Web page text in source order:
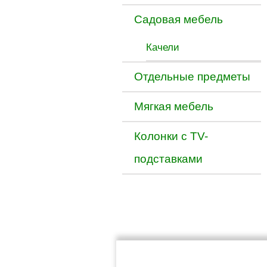
Садовая мебель
Качели
Отдельные предметы
Мягкая мебель
Колонки с TV-
подставками